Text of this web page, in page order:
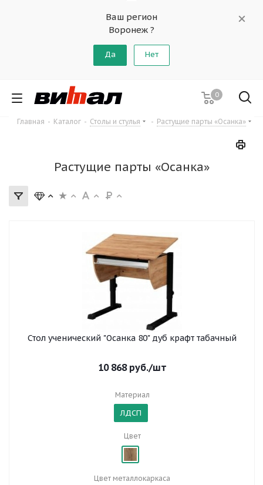
Ваш регион
Воронеж ?
Да Нет
0
Главная - Каталог - Столы и стулья - Растущие парты «Осанка»
Растущие парты «Осанка»
Стол ученический "Осанка 80" дуб крафт табачный
10 868руб./шт
Материал
ЛДСП
Цвет
Цвет металлокаркаса